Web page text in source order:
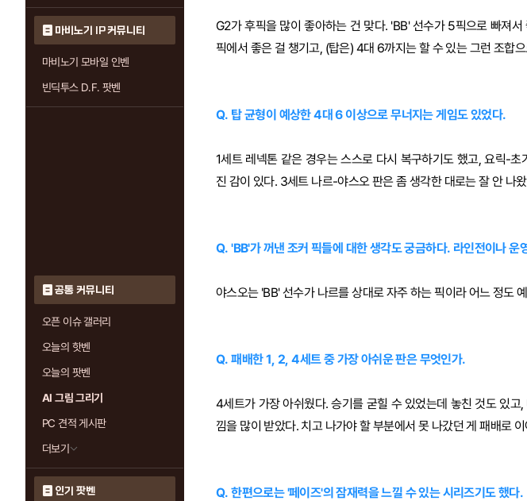
마비노기 IP 커뮤니티
마비노기 모바일 인벤
빈딕투스 D.F. 팟벤
공통 커뮤니티
오픈 이슈 갤러리
오늘의 핫벤
오늘의 팟벤
AI 그림 그리기
PC 견적 게시판
더보기
인기 팟벤
G2가 후픽을 많이 좋아하는 건 맞다. 'BB' 선수가 5픽으로 빠져
픽에서 좋은 걸 챙기고, (탑은) 4대 6까지는 할 수 있는 그런 조합
Q. 탑 균형이 예상한 4대 6 이상으로 무너지는 게임도 있었다.
1세트 레넥톤 같은 경우는 스스로 다시 복구하기도 했고, 요릭-
진 감이 있다. 3세트 나르-야스오 판은 좀 생각한 대로는 잘 안 나
Q. 'BB'가 꺼낸 조커 픽들에 대한 생각도 궁금하다. 라인전이나 운
야스오는 'BB' 선수가 나르를 상대로 자주 하는 픽이라 어느 정도
Q. 패배한 1, 2, 4세트 중 가장 아쉬운 판은 무엇인가.
4세트가 가장 아쉬웠다. 승기를 굳힐 수 있었는데 놓친 것도 있
낌을 많이 받았다. 치고 나가야 할 부분에서 못 나갔던 게 패배로
Q. 한편으로는 '페이즈'의 잠재력을 느낄 수 있는 시리즈기도 했다.